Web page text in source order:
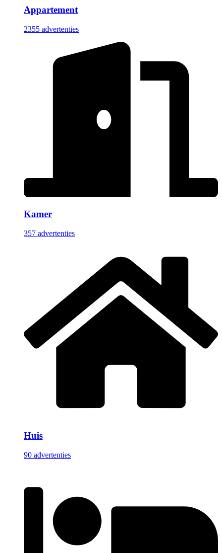
Appartement
2355 advertenties
Kamer
357 advertenties
Huis
90 advertenties